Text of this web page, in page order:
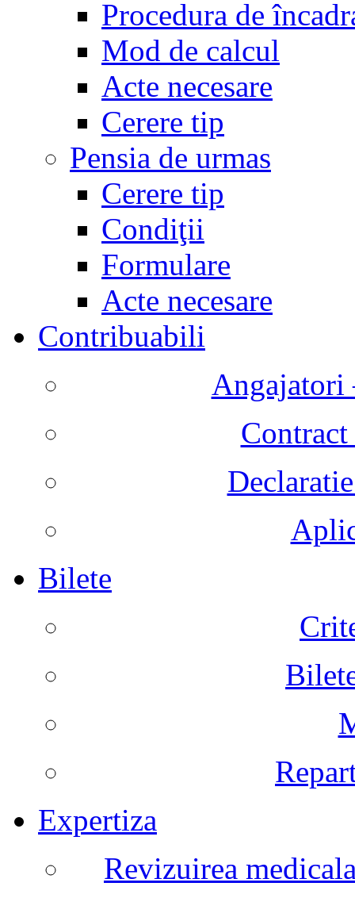
Procedura de
Mod de calcul
Acte necesare
Cerere tip
Pensia de urmas
Cerere tip
Condiţii
Formulare
Acte necesare
Contribuabili
Angajatori
Contract
Bilete
Expertiza
Revizuirea